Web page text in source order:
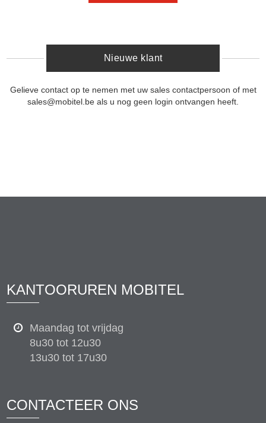
Nieuwe klant
Gelieve contact op te nemen met uw sales contactpersoon of met
sales@mobitel.be als u nog geen login ontvangen heeft.
KANTOORUREN MOBITEL
Maandag tot vrijdag
8u30 tot 12u30
13u30 tot 17u30
CONTACTEER ONS